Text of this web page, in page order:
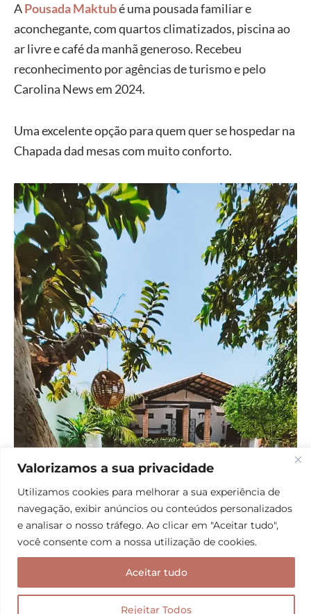
Valorizamos a sua privacidade
Utilizamos cookies para melhorar a sua experiência de
navegação, exibir anúncios ou conteúdos personalizados
e analisar o nosso tráfego. Ao clicar em "Aceitar tudo",
você consente com a nossa utilização de cookies.
Rejeitar Todos
Aceitar tudo
APousada Maktubé uma pousada familiar e
aconchegante, com quartos climatizados, piscina ao
ar livre e café da manhã generoso. Recebeu
reconhecimento por agências de turismo e pelo
Carolina News em 2024.
Uma excelente opção para quem quer se hospedar na
Chapada dad mesas com muito conforto.